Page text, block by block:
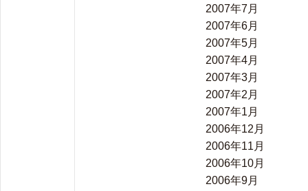
2007年7月
2007年6月
2007年5月
2007年4月
2007年3月
2007年2月
2007年1月
2006年12月
2006年11月
2006年10月
2006年9月